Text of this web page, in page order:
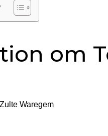
om
Zulte Waregem